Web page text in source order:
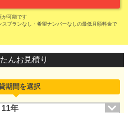
が可能です
プランなし・希望ナンバーなしの最低月額料金で
んお見積り
期間を選択
11年